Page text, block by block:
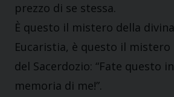
prezzo di se stessa.
È questo il mistero della divina
Eucaristia, è questo il mistero
del Sacerdozio: “Fate questo in
memoria di me!”.